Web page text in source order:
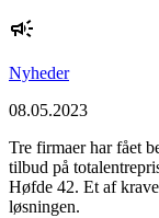
Nyheder
08.05.2023
Tre firmaer har fået
tilbud på
Høfde 42. Et af
løsningen.